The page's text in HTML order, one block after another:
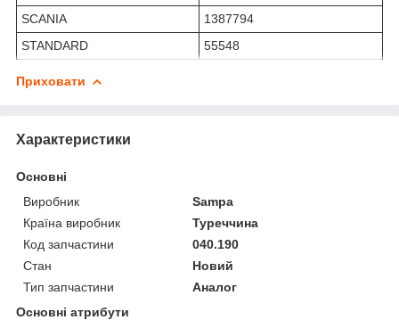
SCANIA
1387794
STANDARD
55548
Приховати
Характеристики
Основні
Виробник
Sampa
Країна виробник
Туреччина
Код запчастини
040.190
Стан
Новий
Тип запчастини
Аналог
Основні атрибути